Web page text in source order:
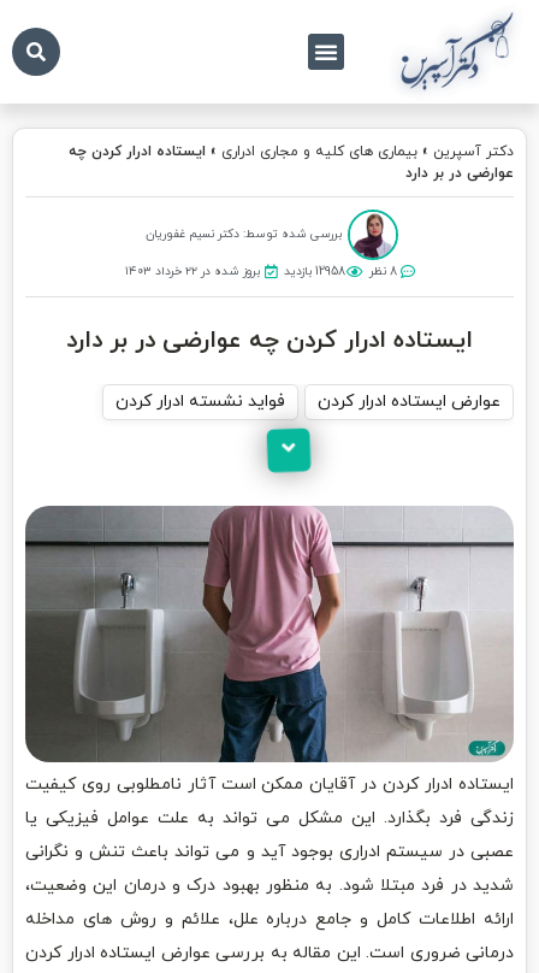
دکتر آسپرین » بیماری های کلیه و مجاری ادراری » ایستاده ادرار کردن چه
عوارضی در بر دارد
بررسی شده توسط: دکتر نسیم غفوریان
8 نظر 12958 بازدید بروز شده در ۲۲ خرداد ۱۴۰۳
ایستاده ادرار کردن چه عوارضی در بر دارد
عوارض ایستاده ادرار کردن فواید نشسته ادرار کردن
ایستاده ادرار کردن در آقایان ممکن است آثار نامطلوبی روی کیفیت
زندگی فرد بگذارد. این مشکل می تواند به علت عوامل فیزیکی یا
عصبی در سیستم ادراری بوجود آید و می تواند باعث تنش و نگرانی
شدید در فرد مبتلا شود. به منظور بهبود درک و درمان این وضعیت،
ارائه اطلاعات کامل و جامع درباره علل، علائم و روش های مداخله
درمانی ضروری است. این مقاله به بررسی عوارض ایستاده ادرار کردن